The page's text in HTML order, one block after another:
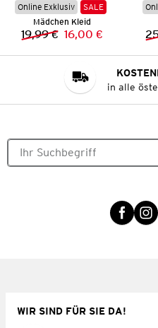
Online Exklusiv
SALE
Mädchen Kleid
Vorheriger Preis:
19,99 € Neuer Preis:
16,00 €
in alle
WIR SIND FÜR SIE DA!